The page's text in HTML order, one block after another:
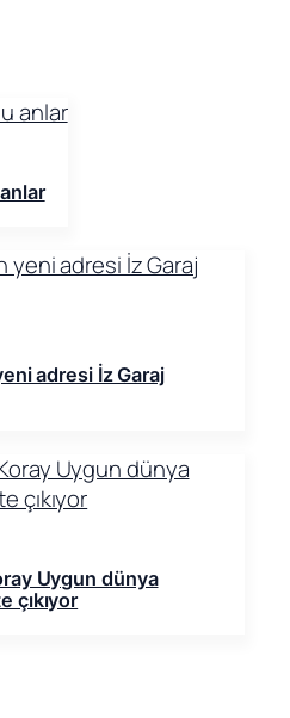
adresi İz Garaj
Uygun dünya
çıkıyor